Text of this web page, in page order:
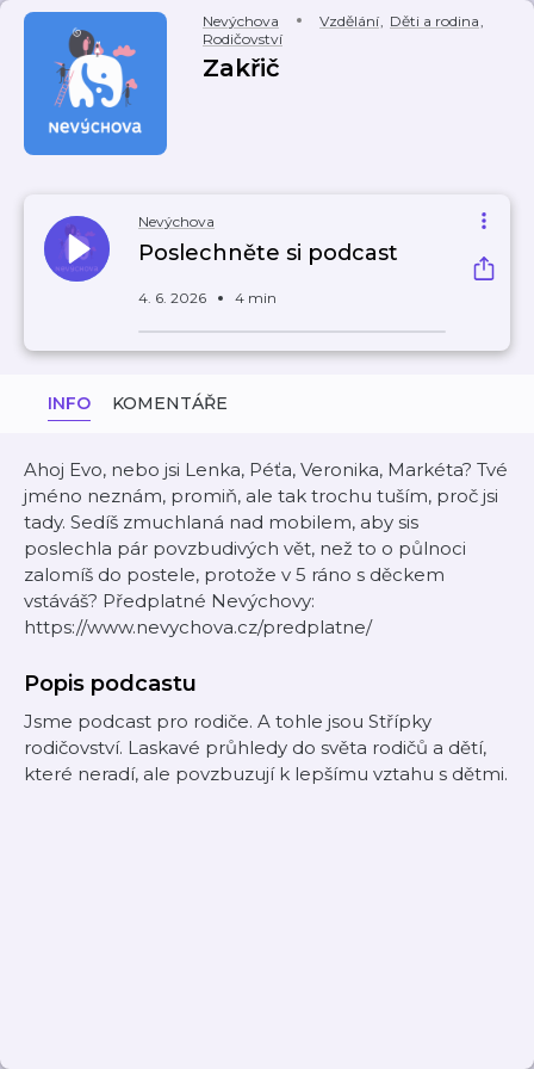
Nevýchova Vzdělání, Děti a rodina,
Rodičovství
Zakřič
Nevýchova
Poslechněte si podcast
4. 6. 2026 4 min
INFO KOMENTÁŘE
Ahoj Evo, nebo jsi Lenka, Péťa, Veronika, Markéta? Tvé
jméno neznám, promiň, ale tak trochu tuším, proč jsi
tady. Sedíš zmuchlaná nad mobilem, aby sis
poslechla pár povzbudivých vět, než to o půlnoci
zalomíš do postele, protože v 5 ráno s děckem
vstáváš? Předplatné Nevýchovy:
https://www.nevychova.cz/predplatne/
Popis podcastu
Jsme podcast pro rodiče. A tohle jsou Střípky
rodičovství. Laskavé průhledy do světa rodičů a dětí,
které neradí, ale povzbuzují k lepšímu vztahu s dětmi.